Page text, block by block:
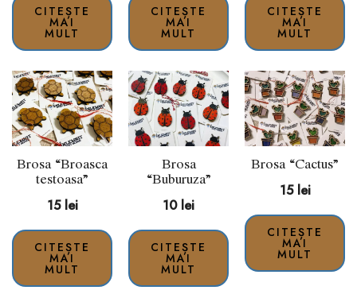
CITEȘTE
MAI
MULT
CITEȘTE
MAI
MULT
CITEȘTE
MAI
MULT
Brosa “Broasca
testoasa”
15 lei
CITEȘTE
MAI
MULT
Brosa
“Buburuza”
10 lei
CITEȘTE
MAI
MULT
Brosa “Cactus”
15 lei
CITEȘTE
MAI
MULT